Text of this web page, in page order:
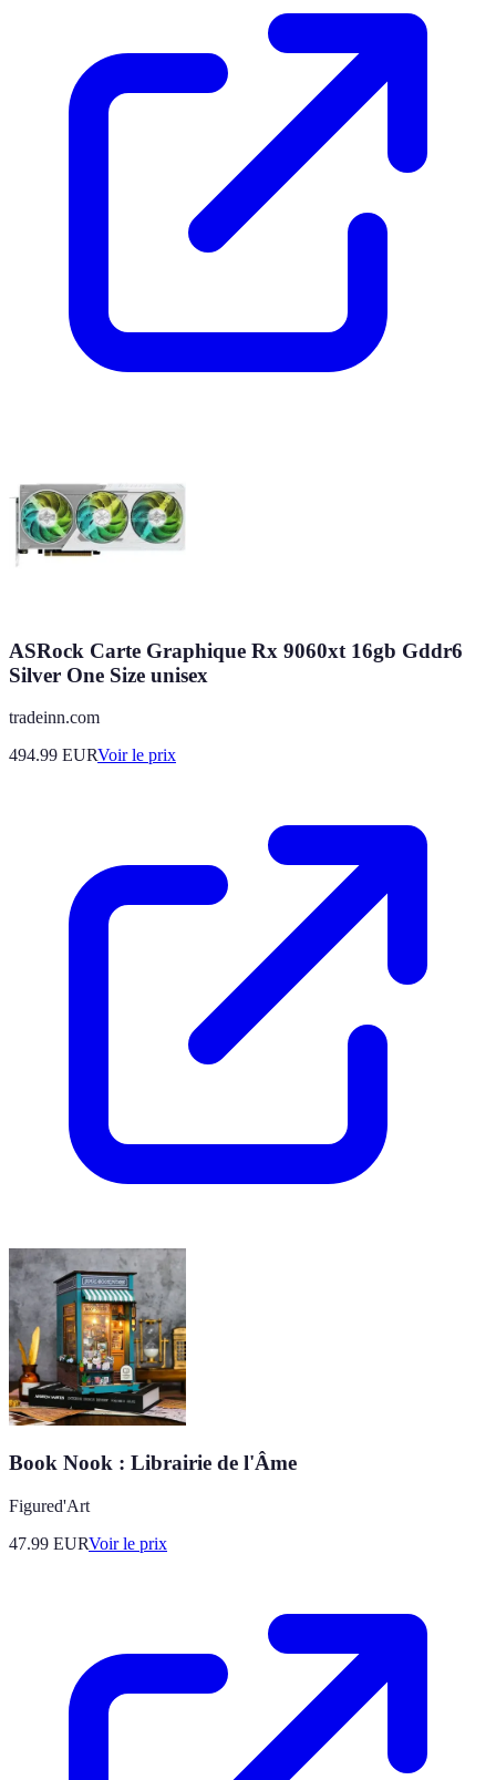
ASRock Carte Graphique Rx 9060xt 16gb Gddr6
Silver One Size unisex
tradeinn.com
494.99 EURVoir le prix
Book Nook : Librairie de l'Âme
Figured'Art
47.99 EURVoir le prix